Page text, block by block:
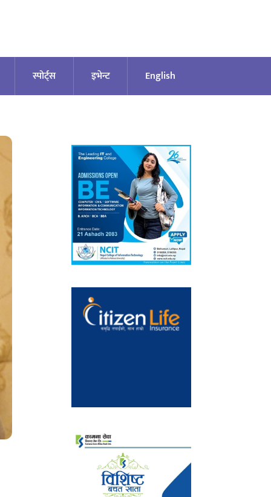
स्पोर्ट्स इभेन्ट English